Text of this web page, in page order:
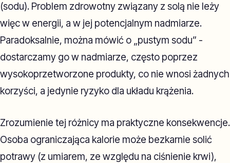
(sodu). Problem zdrowotny związany z solą nie leży
więc w energii, a w jej potencjalnym nadmiarze.
Paradoksalnie, można mówić o „pustym sodu” -
dostarczamy go w nadmiarze, często poprzez
wysokoprzetworzone produkty, co nie wnosi żadnych
korzyści, a jedynie ryzyko dla układu krążenia.
Zrozumienie tej różnicy ma praktyczne konsekwencje.
Osoba ograniczająca kalorie może bezkarnie solić
potrawy (z umiarem, ze względu na ciśnienie krwi),